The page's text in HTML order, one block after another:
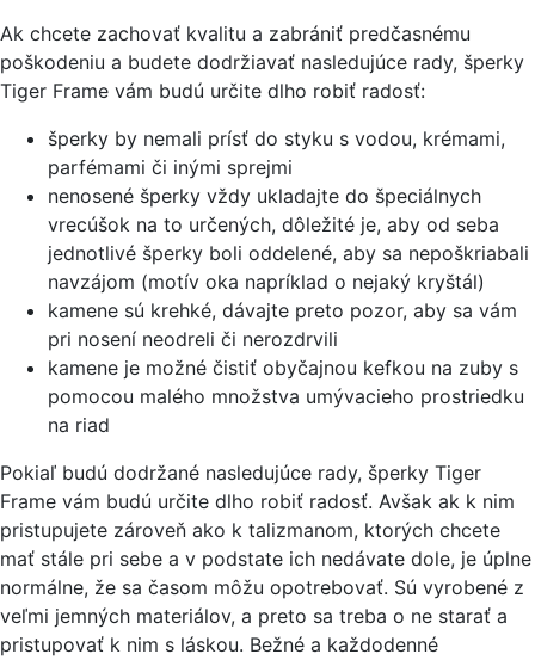
Ak chcete zachovať kvalitu a zabrániť predčasnému
poškodeniu a budete dodržiavať nasledujúce rady, šperky
Tiger Frame vám budú určite dlho robiť radosť:
šperky by nemali prísť do styku s vodou, krémami,
parfémami či inými sprejmi
nenosené šperky vždy ukladajte do špeciálnych
vrecúšok na to určených, dôležité je, aby od seba
jednotlivé šperky boli oddelené, aby sa nepoškriabali
navzájom (motív oka napríklad o nejaký kryštál)
kamene sú krehké, dávajte preto pozor, aby sa vám
pri nosení neodreli či nerozdrvili
kamene je možné čistiť obyčajnou kefkou na zuby s
pomocou malého množstva umývacieho prostriedku
na riad
Pokiaľ budú dodržané nasledujúce rady, šperky Tiger
Frame vám budú určite dlho robiť radosť. Avšak ak k nim
pristupujete zároveň ako k talizmanom, ktorých chcete
mať stále pri sebe a v podstate ich nedávate dole, je úplne
normálne, že sa časom môžu opotrebovať. Sú vyrobené z
veľmi jemných materiálov, a preto sa treba o ne starať a
pristupovať k nim s láskou. Bežné a každodenné